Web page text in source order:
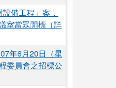
備工程」案，
室當眾開標（詳
年6月20日（星
委員會之招標公